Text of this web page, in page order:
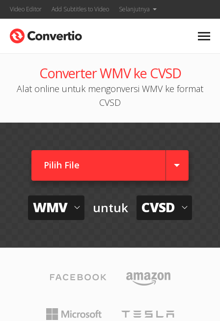
Video Editor Add Subtitles to Video Selanjutnya
Converter WMV ke CVSD
Alat online untuk mengonversi WMV ke format
CVSD
Pilih File
WMV untuk CVSD